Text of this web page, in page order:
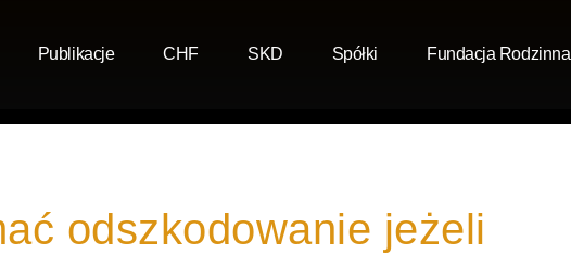
Publikacje CHF SKD Spółki Fundacja Rodzinna
odszkodowanie jeżeli